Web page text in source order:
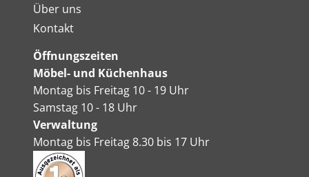
Über uns
Kontakt
Öffnungszeiten
Möbel- und Küchenhaus
Montag bis Freitag 10 - 19 Uhr
Samstag 10 - 18 Uhr
Verwaltung
Montag bis Freitag 8.30 bis 17 Uhr